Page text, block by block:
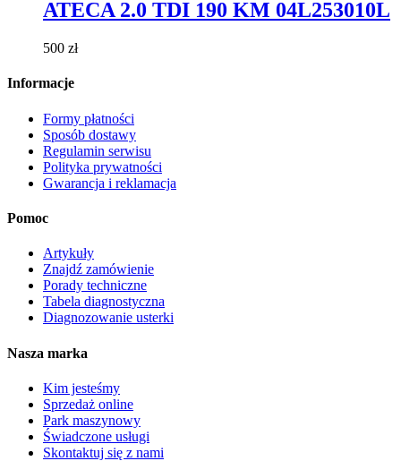
wariantów.
ATECA 2.0 TDI 190 KM 04L253010L
500 zł
Informacje
Formy płatności
Sposób dostawy
Regulamin serwisu
Polityka prywatności
Gwarancja i reklamacja
Pomoc
Artykuły
Znajdź zamówienie
Porady techniczne
Tabela diagnostyczna
Diagnozowanie usterki
Nasza marka
Kim jesteśmy
Sprzedaż online
Park maszynowy
Świadczone usługi
Skontaktuj się z nami